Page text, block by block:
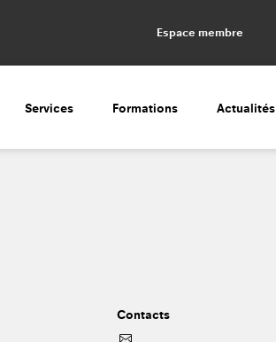
Espace membre
Services Formations Actualités
Contacts